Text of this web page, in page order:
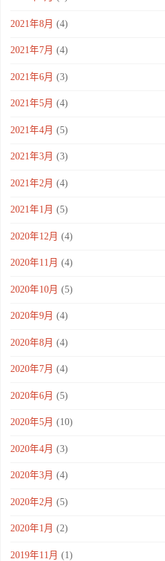
2021年8月 (4)
2021年7月 (4)
2021年6月 (3)
2021年5月 (4)
2021年4月 (5)
2021年3月 (3)
2021年2月 (4)
2021年1月 (5)
2020年12月 (4)
2020年11月 (4)
2020年10月 (5)
2020年9月 (4)
2020年8月 (4)
2020年7月 (4)
2020年6月 (5)
2020年5月 (10)
2020年4月 (3)
2020年3月 (4)
2020年2月 (5)
2020年1月 (2)
2019年11月 (1)